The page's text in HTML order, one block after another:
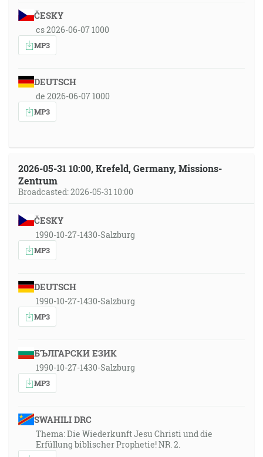
ČESKY
cs 2026-06-07 1000
MP3
DEUTSCH
de 2026-06-07 1000
MP3
2026-05-31 10:00, Krefeld, Germany, Missions-
Zentrum
Broadcasted: 2026-05-31 10:00
ČESKY
1990-10-27-1430-Salzburg
MP3
DEUTSCH
1990-10-27-1430-Salzburg
MP3
БЪЛГАРСКИ ЕЗИК
1990-10-27-1430-Salzburg
MP3
SWAHILI DRC
Thema: Die Wiederkunft Jesu Christi und die
Erfüllung biblischer Prophetie! NR. 2.